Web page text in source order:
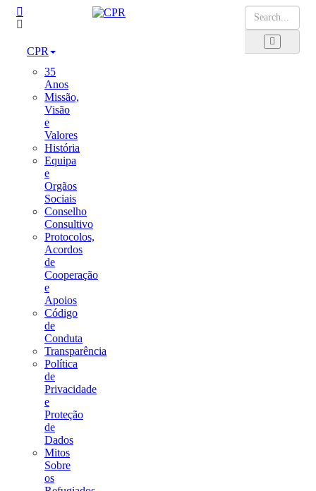
CPR
35
Anos
Missão,
Visão
e
Valores
História
Equipa
e
Orgãos
Sociais
Conselho
Consultivo
Protocolos,
Acordos
de
Cooperação
e
Apoios
Código
de
Conduta
Transparência
Política
de
Privacidade
e
Proteção
de
Dados
Mitos
Sobre
os